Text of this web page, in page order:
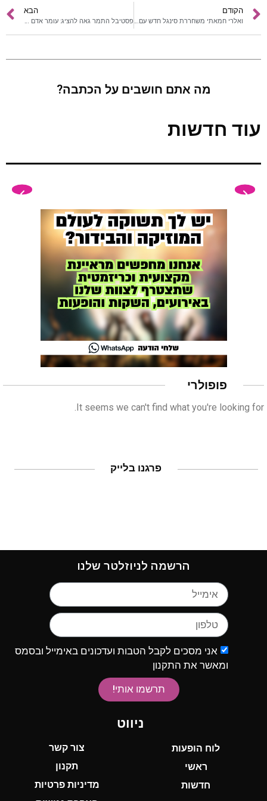
הקודם הבא
מה אתם חושבים על הכתבה?
עוד חדשות
פופולרי
It seems we can't find what you're looking for.
פרגנו בלייק
הרשמה לניוזלטר שלנו
אני מסכים לקבל הטבות ועדכונים באימייל ובסמס
ומאשר את התקנון
תרשמו אותי!
ניווט
לוח הופעות
ראשי
חדשות
צור קשר
תקנון
מדיניות פרטיות